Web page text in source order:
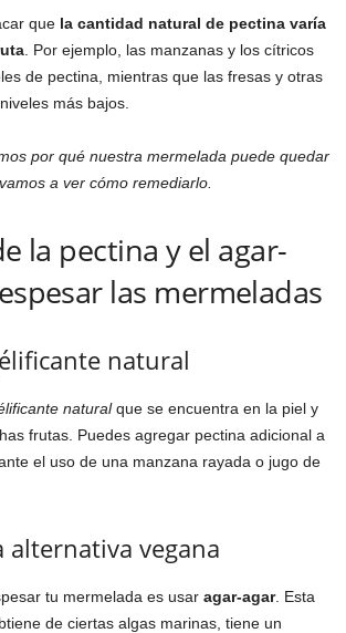
que la cantidad natural de pectina varía
. Por ejemplo, las manzanas y los cítricos
de pectina, mientras que las fresas y otras
más bajos.
por qué nuestra mermelada puede quedar
a ver cómo remediarlo.
la pectina y el agar-
las mermeladas
natural
naturalque se encuentra en la piel y
frutas. Puedes agregar pectina adicional a
el uso de una manzana rayada o jugo de
alternativa vegana
tu mermelada es usar agar-agar. Esta
de ciertas algas marinas, tiene un